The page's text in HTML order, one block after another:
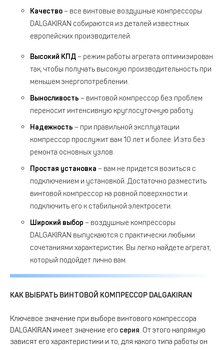
Качество – все винтовые воздушные компрессоры
DALGAKIRAN собираются из деталей известных
европейских производителей.
Высокий КПД – режим работы агрегата оптимизирован
так, чтобы получать высокую производительность при
меньшем энергопотреблении.
Выносливость – винтовой компрессор без проблем
переносит интенсивную круглосуточную работу.
Надежность – при правильной эксплуатации
компрессор прослужит вам 10 лет и более. И это без
ремонта основных узлов.
Простая установка – вам не придется возиться с
подключением и установкой. Достаточно разместить
винтовой компрессор на ровной поверхности и
подключить его к стабильной электросети.
Широкий выбор – воздушные компрессоры
DALGAKIRAN выпускаются с практически любыми
сочетаниями характеристик. Вы легко найдете агрегат,
который подойдет лично вам.
КАК ВЫБРАТЬ ВИНТОВОЙ КОМПРЕССОР DALGAKIRAN
Ключевое значение при выборе винтового компрессора
DALGAKIRAN имеет значение его серия. От этого напрямую
зависят его характеристики и то, для какого типа работы он